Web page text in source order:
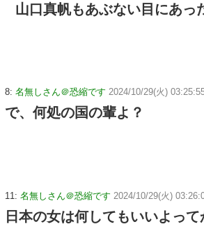
山口真帆もあぶない目にあっ
8: 名無しさん＠恐縮です 2024/10/29(火)
で、何処の国の輩よ？
11: 名無しさん＠恐縮です 2024/10/29(火)
日本の女は何してもいいよって